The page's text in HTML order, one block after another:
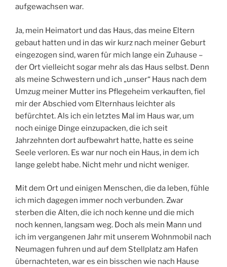
aufgewachsen war.
Ja, mein Heimatort und das Haus, das meine Eltern
gebaut hatten und in das wir kurz nach meiner Geburt
eingezogen sind, waren für mich lange ein Zuhause –
der Ort vielleicht sogar mehr als das Haus selbst. Denn
als meine Schwestern und ich „unser“ Haus nach dem
Umzug meiner Mutter ins Pflegeheim verkauften, fiel
mir der Abschied vom Elternhaus leichter als
befürchtet. Als ich ein letztes Mal im Haus war, um
noch einige Dinge einzupacken, die ich seit
Jahrzehnten dort aufbewahrt hatte, hatte es seine
Seele verloren. Es war nur noch ein Haus, in dem ich
lange gelebt habe. Nicht mehr und nicht weniger.
Mit dem Ort und einigen Menschen, die da leben, fühle
ich mich dagegen immer noch verbunden. Zwar
sterben die Alten, die ich noch kenne und die mich
noch kennen, langsam weg. Doch als mein Mann und
ich im vergangenen Jahr mit unserem Wohnmobil nach
Neumagen fuhren und auf dem Stellplatz am Hafen
übernachteten, war es ein bisschen wie nach Hause